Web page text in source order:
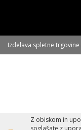
Izdelava spletne trgovine
Z obiskom in
soglašate z